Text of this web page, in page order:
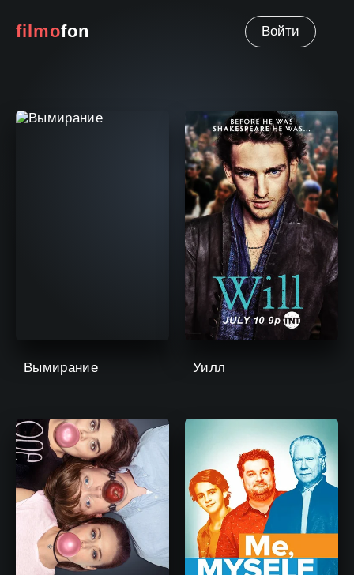
filmofon Войти
Вымирание Уилл